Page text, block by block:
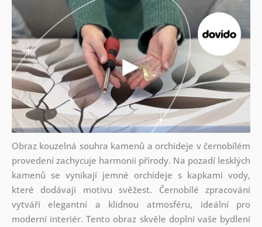
Obraz kouzelná souhra kamenů a orchideje v černobílém
provedení zachycuje harmonii přírody. Na pozadí lesklých
kamenů se vynikají jemné orchideje s kapkami vody,
které dodávají motivu svěžest. Černobílé zpracování
vytváří elegantní a klidnou atmosféru, ideální pro
moderní interiér. Tento obraz skvěle doplní vaše bydlení